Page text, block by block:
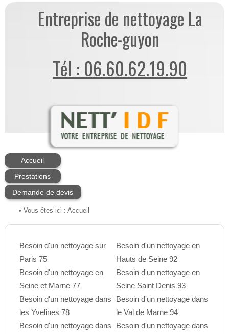
Entreprise de nettoyage La
Roche-guyon
Tél : 06.60.62.19.90
Accueil
Prestations
Demande de devis
• Vous êtes ici : Accueil
Besoin d'un nettoyage sur
Paris 75
Besoin d'un nettoyage en
Seine et Marne 77
Besoin d'un nettoyage dans
les Yvelines 78
Besoin d'un nettoyage dans
Besoin d'un nettoyage en
Hauts de Seine 92
Besoin d'un nettoyage en
Seine Saint Denis 93
Besoin d'un nettoyage dans
le Val de Marne 94
Besoin d'un nettoyage dans